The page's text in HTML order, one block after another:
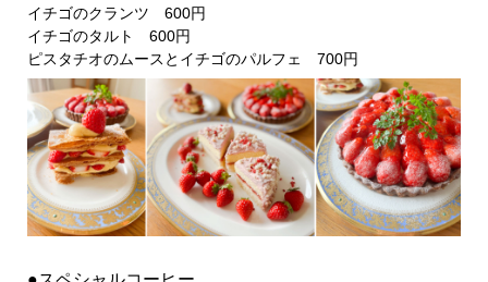
イチゴのクランツ 600円
イチゴのタルト 600円
ピスタチオのムースとイチゴのパルフェ 700円